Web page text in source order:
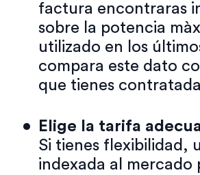
factura encontraras
sobre la potencia
utilizado en los
compara este dato
que tienes
Elige la tarifa
Si tienes flexibilidad,
indexada al mercado